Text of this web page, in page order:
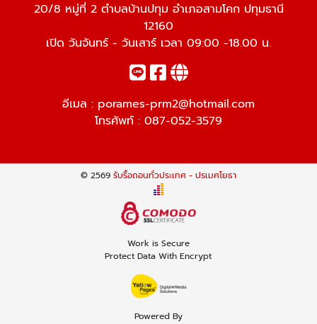
20/8 หมู่ที่ 2 ตำบลบ้านปทุม อำเภอสามโคก ปทุมธานี
12160
เปิด วันจันทร์ - วันเสาร์ เวลา 09:00 -18.00 น.
อีเมล : porames-prm2@hotmail.com
โทรศัพท์ : 087-052-3579
© 2569 รับรื้อถอนทั่วประเทศ - ปรเมศโยธา
Work is Secure
Protect Data With Encrypt
Powered By